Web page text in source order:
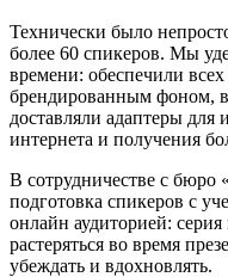
Технически было
более 60 спикеров. Мы
времени: обеспечили
брендированным фоном,
доставляли адаптеры для
интернета и получения
В сотрудничестве с бюро
подготовка спикеров с
онлайн аудиторией:
растеряться во время
убеждать и вдохновлять.